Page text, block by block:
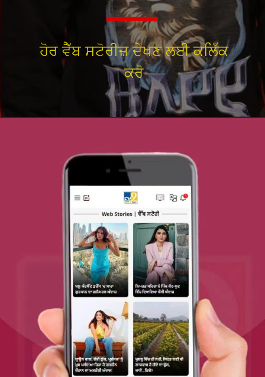
ਹੋਰ ਵੈੱਬ ਸਟੋਰੀਜ਼ ਦੇਖਣ ਲਈ ਕਲਿੱਕ
ਕਰੋ